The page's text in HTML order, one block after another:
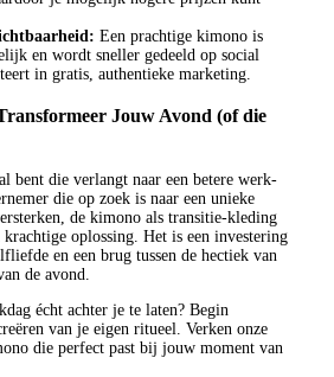
Een prachtige kimono is
en wordt sneller gedeeld op social
in gratis, authentieke marketing.
Jouw Avond (of die
bent die verlangt naar een betere werk-
die op zoek is naar een unieke
de kimono als transitie-kleding
oplossing. Het is een investering
en een brug tussen de hectiek van
de avond.
écht achter je te laten? Begin
van je eigen ritueel. Verken onze
die perfect past bij jouw moment van